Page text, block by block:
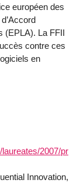
européen des
(EPLA). La FFII
contre ces
en
2007/
Innovation,